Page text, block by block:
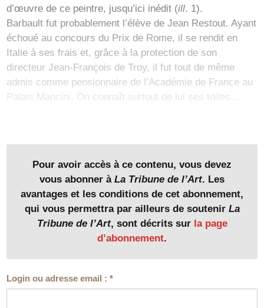
d’œuvre de ce peintre, jusqu’ici inédit (ill. 1).
Barbault fut probablement l’élève de Jean Restout. Ayant
échoué au concours du Prix de Rome, il se rendit en
Italie à ses frais et, grâce à la protection de son
directeur Jean-François de Troy, il fut tout de même
admis comme pensionnaire de l’Académie de France au
Palais Mancini. On connaît surtout de lui ses toiles…
Pour avoir accès à ce contenu, vous devez
vous abonner à La Tribune de l’Art. Les
avantages et les conditions de cet abonnement,
qui vous permettra par ailleurs de soutenir La
Tribune de l’Art, sont décrits sur la page
d’abonnement.
Login ou adresse email :*